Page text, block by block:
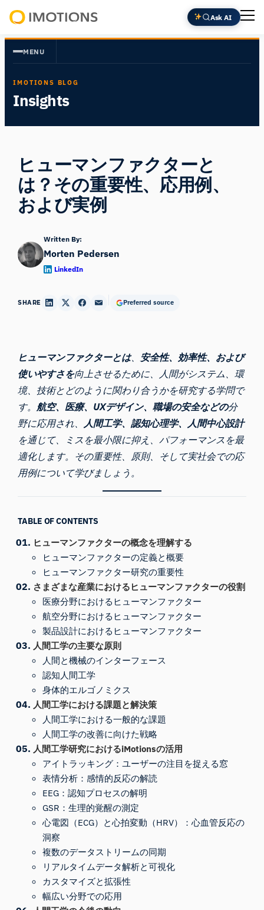
内
容
を
ス
ッ
Insight
Ask AI
MENU
IMOTIONS BLOG
Insights
ヒューマンファクターと
は？その重要性、応用例、
および実例
Written By:
Morten Pedersen
LinkedIn
SHARE Preferred source
ヒューマンファクターとは、 安全性、効率性、および
使いやすさを向上させるために、人間がシステム、環
境、技術とどのように関わり合うかを研究する学問で
す。 航空、医療、UXデザイン、職場の安全などの分
野に応用され、
人間工学、認知心理学、人間中心設計
を通じて、ミスを最小限に抑え、パフォーマンスを最
適化します。その重要性、原則、そして実社会での応
用例について学びましょう。
TABLE OF CONTENTS
ヒューマンファクターの概念を理解する
ヒューマンファクターの定義と概要
ヒューマンファクター研究の重要性
さまざまな産業におけるヒューマンファクターの役割
医療分野におけるヒューマンファクター
航空分野におけるヒューマンファクター
製品設計におけるヒューマンファクター
人間工学の主要な原則
人間と機械のインターフェース
認知人間工学
身体的エルゴノミクス
人間工学における課題と解決策
人間工学における一般的な課題
人間工学の改善に向けた戦略
人間工学研究におけるiMotionsの活用
アイトラッキング：ユーザーの注目を捉える窓
表情分析：感情的反応の解読
EEG：認知プロセスの解明
GSR：生理的覚醒の測定
心電図（ECG）と心拍変動（HRV）：心血管反応の
洞察
複数のデータストリームの同期
リアルタイムデータ解析と可視化
カスタマイズと拡張性
幅広い分野での応用